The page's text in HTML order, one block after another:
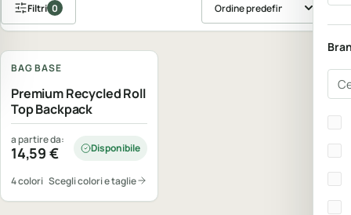
Filtri 0 Ordina prodotti
Personalizzabile
BAG BASE
Premium Recycled Roll
Top Backpack
a partire da:
14,59 € Disponibile
4 colori Scegli colori e taglie